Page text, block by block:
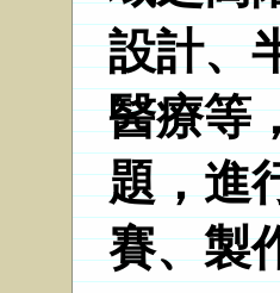
設計、
醫療等
題，進
賽、製